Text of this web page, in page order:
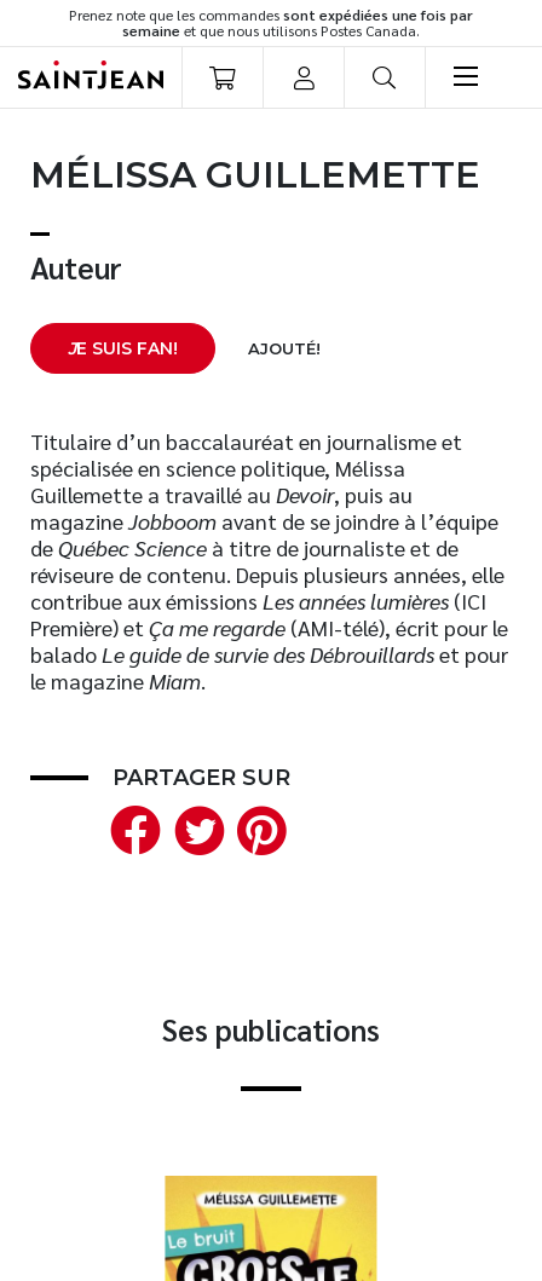
Prenez note que les commandessont expédiées une fois par
semaine et que nous utilisons Postes Canada.
LIVRES
Romans
Développement personnel
Spiritualité
Famille
Témoignages
Vie pratique
Finances
Nouveautés
Numérique
Livres audio
Meilleurs vendeurs
AUTEURS
À PROPOS
MÉLISSA GUILLEMETTE
Auteur
JE SUIS FAN! AJOUTÉ!
Titulaire d’un baccalauréat en journalisme et
spécialisée en science politique, Mélissa
Guillemette a travaillé au Devoir, puis au
magazineJobboom avant de se joindre à l’équipe
deQuébec Science à titre de journaliste et de
réviseure de contenu. Depuis plusieurs années, elle
contribue aux émissions Les années lumières (ICI
Première) et Ça me regarde (AMI-télé), écrit pour le
balado Le guide de survie des Débrouillardset pour
le magazine Miam.
PARTAGER SUR
Facebook
Twitter
Ses publications